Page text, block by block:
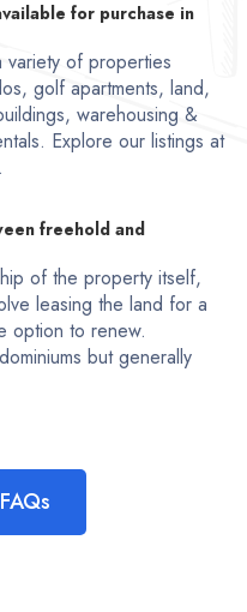
for purchase in
of properties
golf apartments, land,
warehousing &
Explore our listings at
.
freehold and
of the property itself,
leasing the land for a
option to renew.
but generally